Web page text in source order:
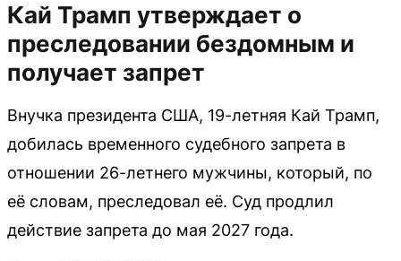
Кай Трамп утверждает о
преследовании бездомным и
получает запрет
Внучка президента США, 19-летняя Кай Трамп,
добилась временного судебного запрета в
отношении 26-летнего мужчины, который, по
её словам, преследовал её. Суд продлил
действие запрета до мая 2027 года.